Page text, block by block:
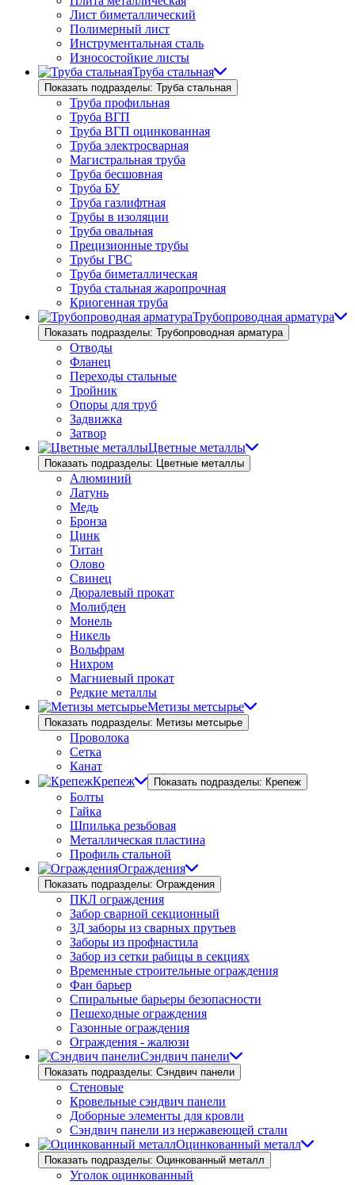
Лист биметаллический
Полимерный лист
Инструментальная сталь
Износостойкие листы
Труба стальная
Показать подразделы: Труба стальная
Труба профильная
Труба ВГП
Труба ВГП оцинкованная
Труба электросварная
Магистральная труба
Труба бесшовная
Труба БУ
Труба газлифтная
Трубы в изоляции
Труба овальная
Прецизионные трубы
Трубы ГВС
Труба биметаллическая
Труба стальная жаропрочная
Криогенная труба
Трубопроводная арматура
Показать подразделы: Трубопроводная арматура
Отводы
Фланец
Переходы стальные
Тройник
Опоры для труб
Задвижка
Затвор
Цветные металлы
Показать подразделы: Цветные металлы
Алюминий
Латунь
Медь
Бронза
Цинк
Титан
Олово
Свинец
Дюралевый прокат
Молибден
Монель
Никель
Вольфрам
Нихром
Магниевый прокат
Редкие металлы
Метизы метсырье
Показать подразделы: Метизы метсырье
Проволока
Сетка
Канат
Крепеж
Показать подразделы: Крепеж
Болты
Гайка
Шпилька резьбовая
Металлическая пластина
Профиль стальной
Ограждения
Показать подразделы: Ограждения
ПКЛ ограждения
Забор сварной секционный
3Д заборы из сварных прутьев
Заборы из профнастила
Забор из сетки рабицы в секциях
Временные строительные ограждения
Фан барьер
Спиральные барьеры безопасности
Пешеходные ограждения
Газонные ограждения
Ограждения - жалюзи
Сэндвич панели
Показать подразделы: Сэндвич панели
Стеновые
Кровельные сэндвич панели
Доборные элементы для кровли
Сэндвич панели из нержавеющей стали
Оцинкованный металл
Показать подразделы: Оцинкованный металл
Уголок оцинкованный